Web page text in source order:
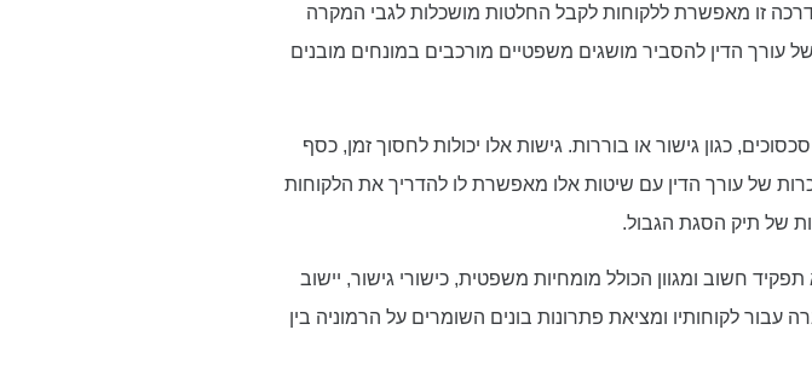
זו מאפשרת ללקוחות לקבל החלטות מושכלות לגבי המקרה
עורך הדין להסביר מושגים משפטיים מורכבים במונחים מובנים
כגון גישור או בוררות. גישות אלו יכולות לחסוך זמן, כסף
של עורך הדין עם שיטות אלו מאפשרת לו להדריך את הלקוחות
של תיק הסגת הגבול.
חשוב ומגוון הכולל מומחיות משפטית, כישורי גישור, יישוב
לקוחותיו ומציאת פתרונות בונים השומרים על הרמוניה בין